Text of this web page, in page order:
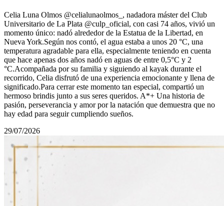
Celia Luna Olmos @celialunaolmos_, nadadora máster del Club
Universitario de La Plata @culp_oficial, con casi 74 años, vivió un
momento único: nadó alrededor de la Estatua de la Libertad, en
Nueva York.Según nos contó, el agua estaba a unos 20 °C, una
temperatura agradable para ella, especialmente teniendo en cuenta
que hace apenas dos años nadó en aguas de entre 0,5°С y 2
°C.Acompañada por su familia y siguiendo al kayak durante el
recorrido, Celia disfrutó de una experiencia emocionante y llena de
significado.Para cerrar este momento tan especial, compartió un
hermoso brindis junto a sus seres queridos. A*+ Una historia de
pasión, perseverancia y amor por la natación que demuestra que no
hay edad para seguir cumpliendo sueños.
29/07/2026